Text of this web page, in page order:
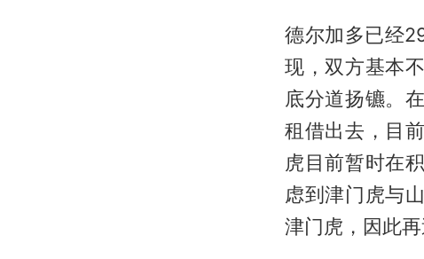
德尔加多已经
现，双方基本
底分道扬镳。
租借出去，目
虎目前暂时在
虑到津门虎与
津门虎，因此